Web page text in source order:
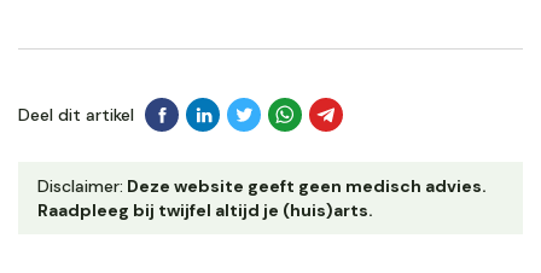
Deel dit artikel
Disclaimer: Deze website geeft geen medisch advies.
Raadpleeg bij twijfel altijd je (huis)arts.